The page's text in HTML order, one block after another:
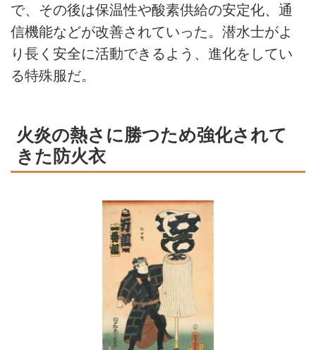
で、その後は保温性や酸素供給の安定化、通
信機能などが改善されていった。潜水士がよ
り長く安全に活動できるよう、進化をしてい
る特殊服だ。
火炎の熱さに勝つため強化されて
きた防火衣